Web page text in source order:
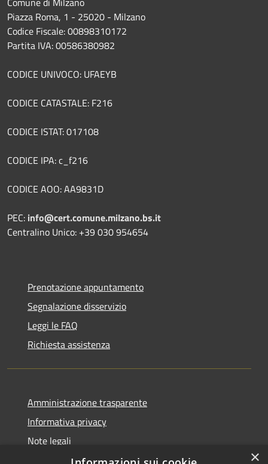
Piazza Roma, 1 - 25020 - Milzano
Codice Fiscale: 00898310172
Partita IVA: 00586380982
CODICE UNIVOCO: UFAEYB
CODICE CATASTALE: F216
CODICE ISTAT: 017108
CODICE IPA: c_f216
CODICE AOO: AA9831D
PEC: info@cert.comune.milzano.bs.it
Centralino Unico: +39 030 954654
Prenotazione appuntamento
Segnalazione disservizio
Leggi le FAQ
Richiesta assistenza
Amministrazione trasparente
Informativa privacy
Note legali
Dichiarazione di accessibilità
×